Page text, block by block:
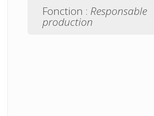
Fonction : Responsable
production